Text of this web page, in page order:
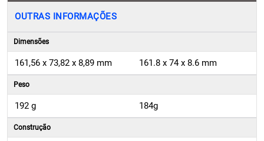
OUTRAS INFORMAÇÕES
Dimensões
161,56 x 73,82 x 8,89 mm 161.8 x 74 x 8.6 mm
Peso
192 g 184g
Construção